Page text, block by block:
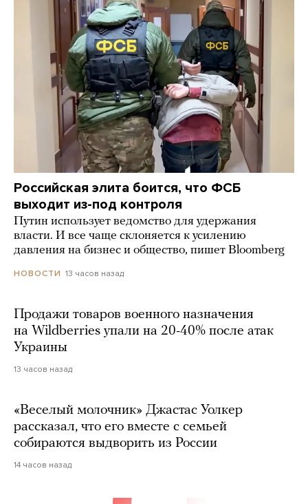
Российская элита боится, что ФСБ
выходит из-под контроля
Путин использует ведомство для удержания
власти. И все чаще склоняется к усилению
давления на бизнес и общество, пишет Bloomberg
НОВОСТИ 13 часов назад
Продажи товаров военного назначения
на Wildberries упали на 20-40% после атак
Украины
13 часов назад
«Веселый молочник» Джастас Уолкер
рассказал, что его вместе с семьей
собираются выдворить из России
14 часов назад